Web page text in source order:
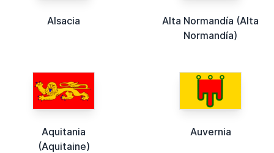
Alsacia
Alta Normandía (Alta
Normandía)
Aquitania
(Aquitaine)
Auvernia